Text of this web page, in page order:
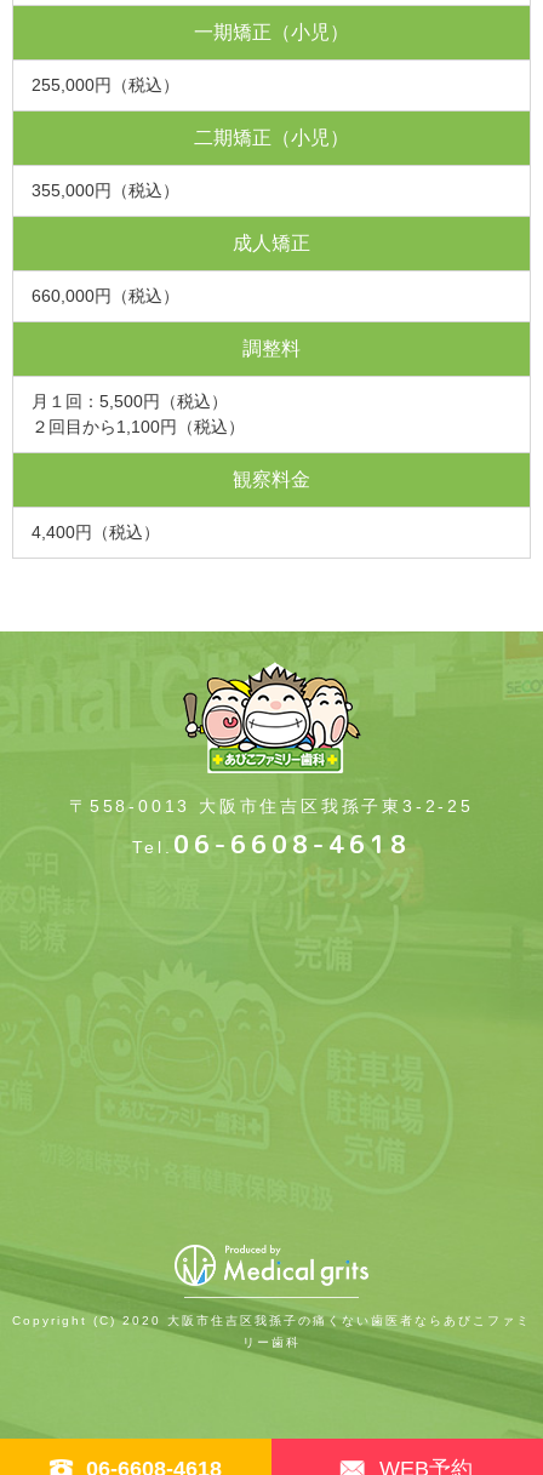
一期矯正（小児）
255,000円（税込）
二期矯正（小児）
355,000円（税込）
成人矯正
660,000円（税込）
調整料
月１回：5,500円（税込）
２回目から1,100円（税込）
観察料金
4,400円（税込）
〒558-0013 大阪市住吉区我孫子東3-2-25
Tel. 06-6608-4618
Copyright (C) 2020 大阪市住吉区我孫子の痛くない歯医者ならあびこファミ
リー歯科
06-6608-4618 WEB予約